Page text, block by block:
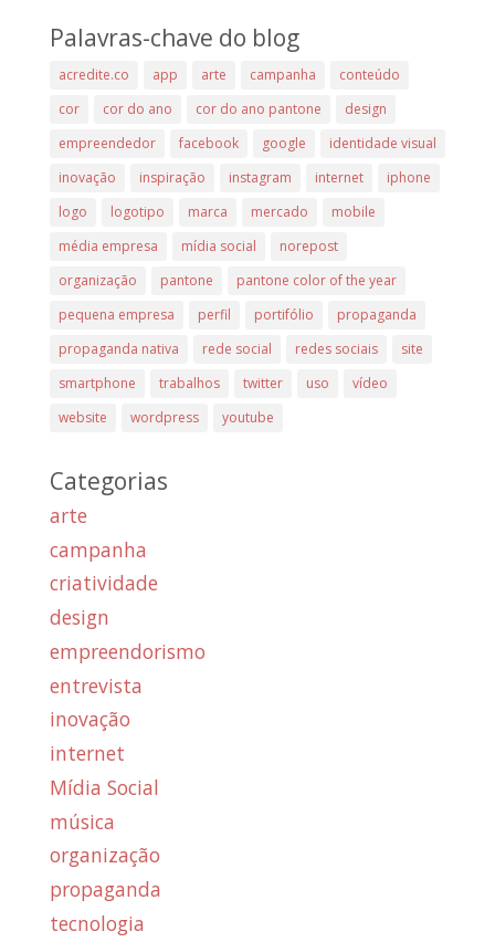
Palavras-chave do blog
acredite.co app arte campanha
conteúdo
cor
cor do ano cor do ano pantone
design
empreendedor
facebook google
identidade visual
inovação
inspiração instagram internet
iphone
logo
logotipo marca mercado
mobile
média empresa
mídia social
norepost
organização
pantone
pantone color of the year
pequena empresa
perfil portifólio
propaganda
propaganda nativa
rede social redes sociais
site
smartphone
trabalhos twitter uso
vídeo
website
wordpress youtube
Categorias
arte
campanha
criatividade
design
empreendorismo
entrevista
inovação
internet
Mídia Social
música
organização
propaganda
tecnologia